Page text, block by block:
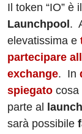
Il token “IO” è
Launchpool.
elevatissima e
partecipare
exchange. In
spiegato cosa
parte al
sarà possibile